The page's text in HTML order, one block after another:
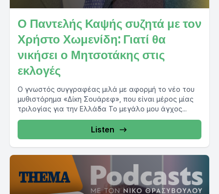
Ο Παντελής Καψής συζητά με τον
Χρήστο Χωμενίδη: Γιατί θα
νικήσει ο Μητσοτάκης στις
εκλογές
Ο γνωστός συγγραφέας μιλά με αφορμή το νέο του
μυθιστόρημα «Δίκη Σουάρεφ», που είναι μέρος μίας
τριλογίας για την Ελλάδα Το μεγάλο μου άγχος...
Listen